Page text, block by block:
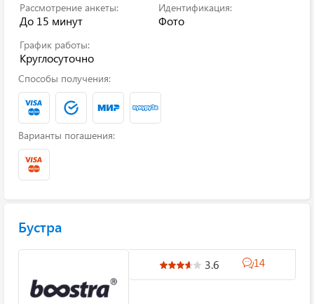
Рассмотрение анкеты:
До 15 минут
Идентификация:
Фото
График работы:
Круглосуточно
Способы получения:
Варианты погашения:
Бустра
3.6 14